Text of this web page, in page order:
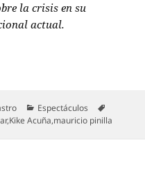
la crisis en su
actual.
revela el doloroso estado
Categorías
Espectáculos
,Kike Acuña,mauricio pinilla